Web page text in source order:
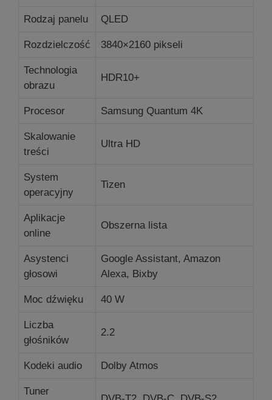
Rodzaj panelu QLED
Rozdzielczość 3840×2160 pikseli
Technologia
obrazu
HDR10+
Procesor Samsung Quantum 4K
Skalowanie
treści
Ultra HD
System
operacyjny
Tizen
Aplikacje
online
Obszerna lista
Asystenci
głosowi
Google Assistant, Amazon
Alexa, Bixby
Moc dźwięku 40 W
Liczba
głośników
2.2
Kodeki audio Dolby Atmos
Tuner